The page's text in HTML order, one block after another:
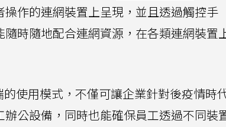
作的連網裝置上呈現，並且透過觸控手
時隨地配合連網資源，在各類連網裝置
使用模式，不僅可讓企業針對後疫情時
公設備，同時也能確保員工透過不同裝